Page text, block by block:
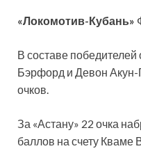
«Локомотив-Кубань»
В составе
Бэрфорд и Девон
очков.
За «Астану» 22 очка
баллов на счету Кваме